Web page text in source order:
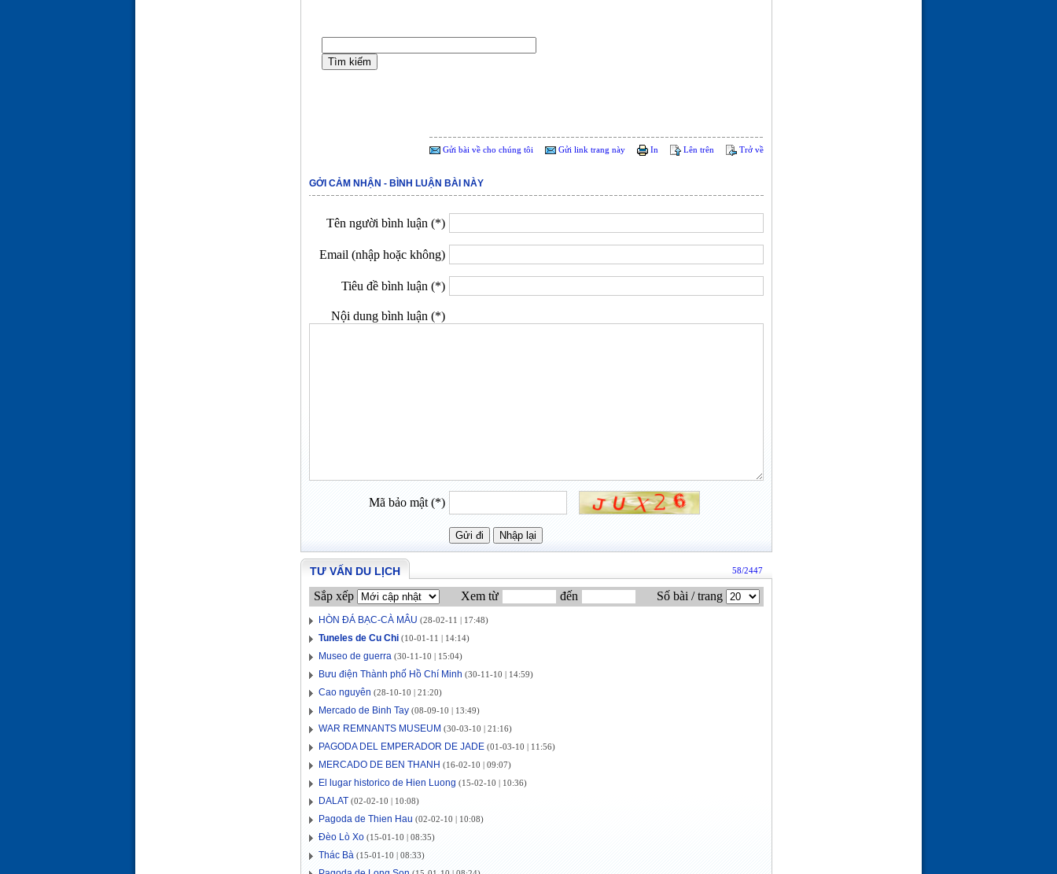
Gửi bài về cho chúng tôi Gửi link trang này In Lên trên Trở về
GỞI CẢM NHẬN - BÌNH LUẬN BÀI NÀY
Tên người bình luận (*)
Email (nhập hoặc không)
Tiêu đề bình luận (*)
Nội dung bình luận (*)
Mã bảo mật (*)
TƯ VẤN DU LỊCH 58/2447
Sắp xếp Xem từ đến Số bài / trang
HÒN ĐÁ BẠC-CÀ MÂU (28-02-11 | 17:48)
Tuneles de Cu Chi (10-01-11 | 14:14)
Museo de guerra (30-11-10 | 15:04)
Bưu điện Thành phố Hồ Chí Minh (30-11-10 | 14:59)
Cao nguyên (28-10-10 | 21:20)
Mercado de Binh Tay (08-09-10 | 13:49)
WAR REMNANTS MUSEUM (30-03-10 | 21:16)
PAGODA DEL EMPERADOR DE JADE (01-03-10 | 11:56)
MERCADO DE BEN THANH (16-02-10 | 09:07)
El lugar historico de Hien Luong (15-02-10 | 10:36)
DALAT (02-02-10 | 10:08)
Pagoda de Thien Hau (02-02-10 | 10:08)
Đèo Lò Xo (15-01-10 | 08:35)
Thác Bà (15-01-10 | 08:33)